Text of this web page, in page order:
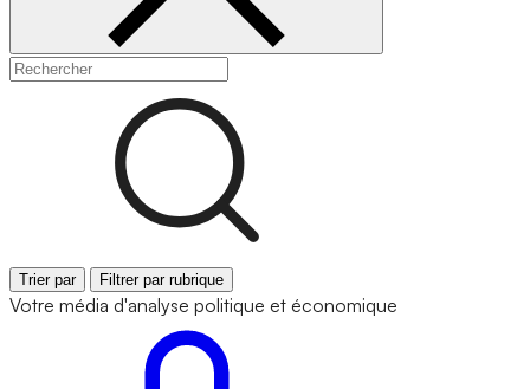
Trier par Filtrer par rubrique
Votre média d'analyse politique et économique